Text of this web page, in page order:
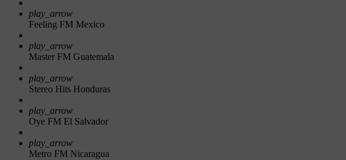
play_arrow
Feeling FM Mexico
play_arrow
Master FM Guatemala
play_arrow
Stereo Hits Honduras
play_arrow
Oye FM El Salvador
play_arrow
Metro FM Nicaragua